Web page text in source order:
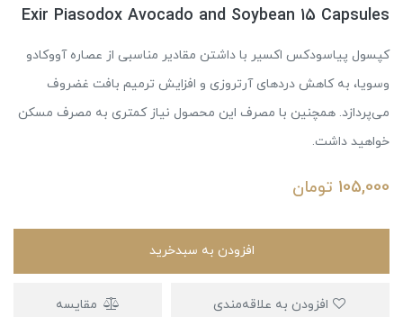
Exir Piasodox Avocado and Soybean 15 Capsules
کپسول پیاسودکس اکسیر با داشتن مقادیر مناسبی از عصاره آووکادو
وسویا، به کاهش دردهای آرتروزی و افزایش ترمیم بافت غضروف
می‌پردازد. همچنین با مصرف این محصول نیاز کمتری به مصرف مسکن
خواهید داشت.
105,000 تومان
افزودن به سبدخرید
مقایسه